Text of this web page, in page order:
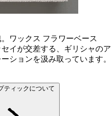
ワックス フラワーベース
イが交差する、ギリシャのア
ションを汲み取っています。
ティックについて